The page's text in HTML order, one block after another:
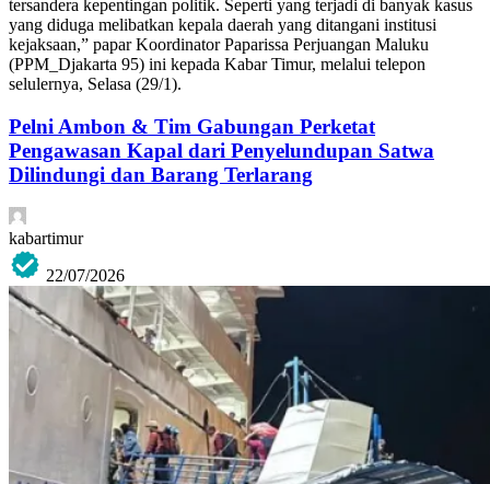
tersandera kepentingan politik. Seperti yang terjadi di banyak kasus
yang diduga melibatkan kepala daerah yang ditangani institusi
kejaksaan,” papar Koordinator Paparissa Perjuangan Maluku
(PPM_Djakarta 95) ini kepada Kabar Timur, melalui telepon
selulernya, Selasa (29/1).
Pelni Ambon & Tim Gabungan Perketat
Pengawasan Kapal dari Penyelundupan Satwa
Dilindungi dan Barang Terlarang
kabartimur
22/07/2026